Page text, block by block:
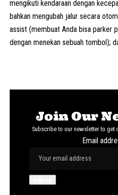
mengikuti kendaraan dengan
bahkan mengubah jalur secara
assist (membuat Anda bisa parker
dengan menekan sebuah tombol);
Join Our
Subscribe to our newsletter to get
Email